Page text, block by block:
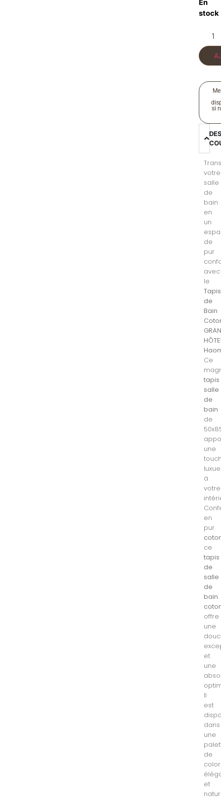
En
stock
si
votre
salle
de
bain
en
un
de
pur
avec
le
Tapis
de
Bain
Ce
tapis
salle
de
bain
de
une
à
votre
en
pur
ce
tapis
de
salle
de
bain
offre
une
et
une
Il
est
dans
une
de
et